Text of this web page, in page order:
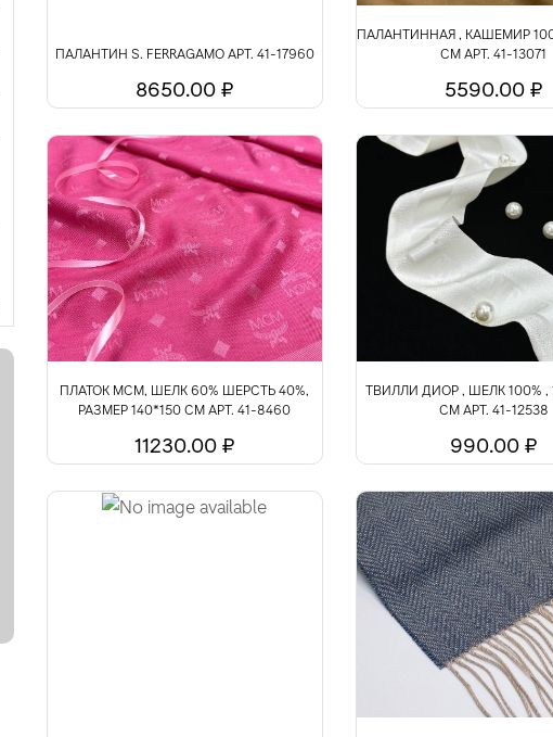
ПАЛАНТИН S. FERRAGAMO АРТ. 41-17960
8650.00 ₽
ПАЛАНТИННАЯ , КАШЕМИР
СМ АРТ. 41-13071
5590.00 ₽
ПЛАТОК МСМ, ШЕЛК 60% ШЕРСТЬ 40%,
РАЗМЕР 140*150 СМ АРТ. 41-8460
11230.00 ₽
ТВИЛЛИ ДИОР , ШЕЛК 100% ,
СМ АРТ. 41-12538
990.00 ₽